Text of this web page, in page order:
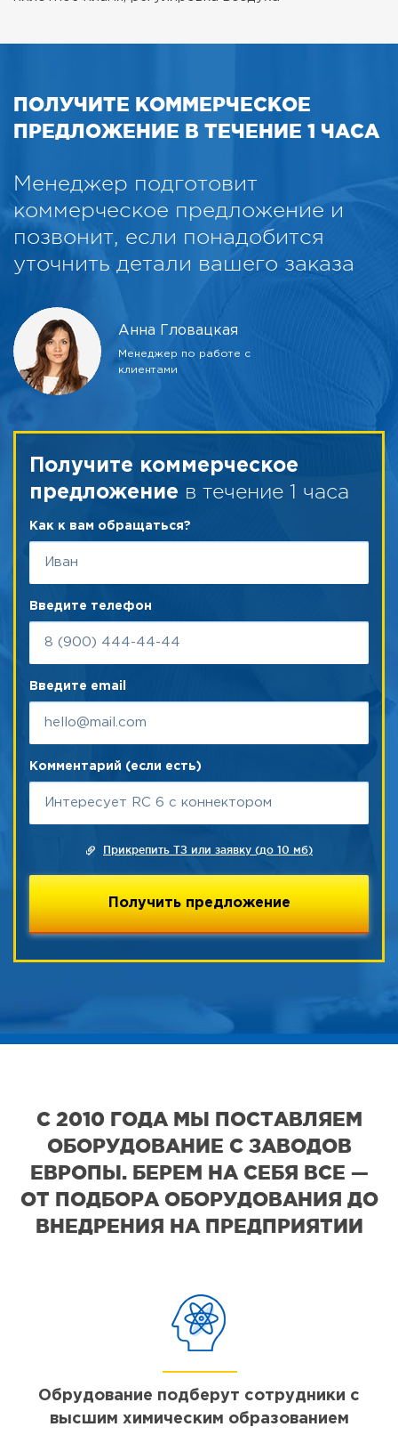
ПОЛУЧИТЕ КОММЕРЧЕСКОЕ
ПРЕДЛОЖЕНИЕ В ТЕЧЕНИЕ 1 ЧАСА
Менеджер подготовит
коммерческое предложение и
позвонит, если понадобится
уточнить детали вашего заказа
Анна Гловацкая
Менеджер по работе с
клиентами
Получите коммерческое
предложение в течение 1 часа
Как к вам обращаться?
Введите телефон
Введите email
Комментарий (если есть)
Прикрепить ТЗ или заявку (до 10 мб)
С 2010 ГОДА МЫ ПОСТАВЛЯЕМ
ОБОРУДОВАНИЕ С ЗАВОДОВ
ЕВРОПЫ. БЕРЕМ НА СЕБЯ ВСЕ —
ОТ ПОДБОРА ОБОРУДОВАНИЯ ДО
ВНЕДРЕНИЯ НА ПРЕДПРИЯТИИ
Обрудование подберут сотрудники с
высшим химическим образованием